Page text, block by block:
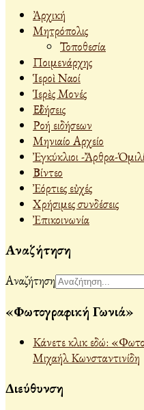
Ἀρχική
Μητρόπολις
Τοποθεσία
Ποιμενάρχης
Ἱεροὶ Ναοί
Ἱερὲς Μονές
Εἰδήσεις
Ροή ειδήσεων
Μηνιαίο Αρχείο
Ἐγκύκλιοι -Ἄρθρα-
Βίντεο
Ἐόρτιες εὐχές
Χρήσιμες συνδέσεις
Ἐπικοινωνία
Αναζήτηση
Αναζήτηση
«Φωτογραφική Γωνιά»
Κάνετε κλικ εδώ:
Μιχαήλ Κωνσταντινίδη
Διεύθυνση